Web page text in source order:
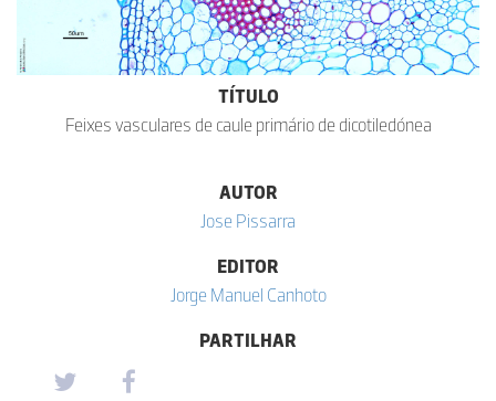
TÍTULO
Feixes vasculares de caule primário de dicotiledónea
AUTOR
Jose Pissarra
EDITOR
Jorge Manuel Canhoto
PARTILHAR